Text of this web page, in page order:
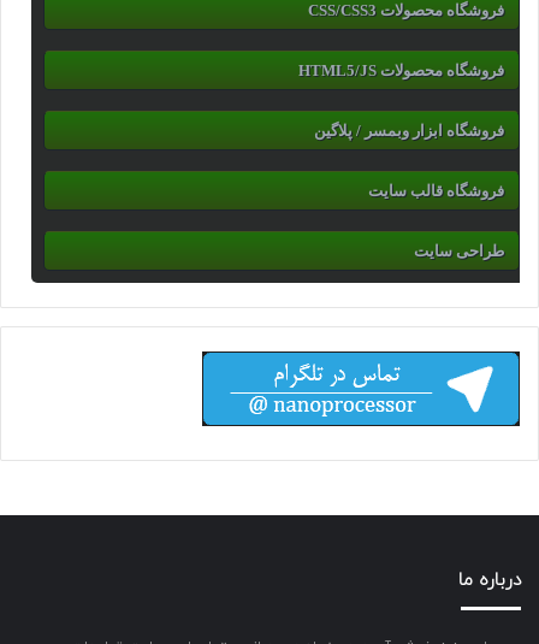
فروشگاه محصولات CSS/CSS3
فروشگاه محصولات HTML5/JS
فروشگاه ابزار وبمسر / پلاگین
فروشگاه قالب سایت
طراحی سایت
درباره ما